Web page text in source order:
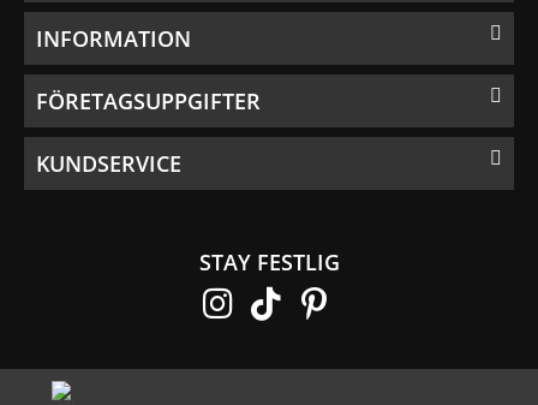
INFORMATION
FÖRETAGSUPPGIFTER
KUNDSERVICE
STAY FESTLIG